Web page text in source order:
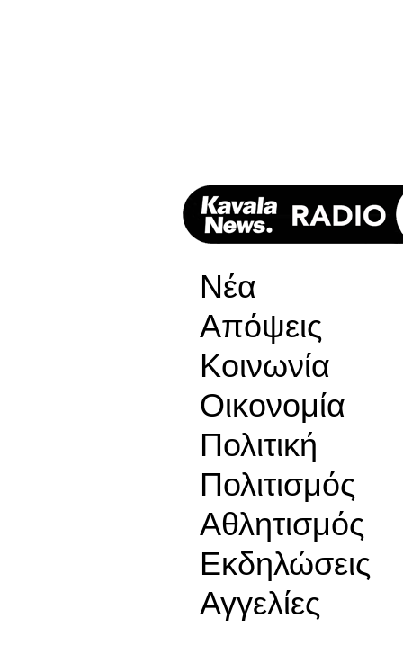
Νέα
Απόψεις
Κοινωνία
Οικονομία
Πολιτική
Πολιτισμός
Αθλητισμός
Εκδηλώσεις
Αγγελίες